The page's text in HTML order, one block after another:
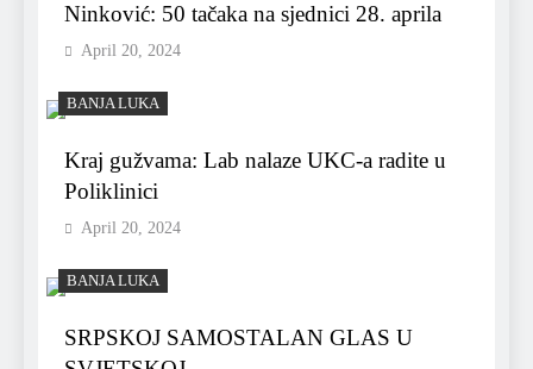
Ninković: 50 tačaka na sjednici 28. aprila
April 20, 2024
BANJA LUKA
Kraj gužvama: Lab nalaze UKC-a radite u
Poliklinici
April 20, 2024
BANJA LUKA
SRPSKOJ SAMOSTALAN GLAS U